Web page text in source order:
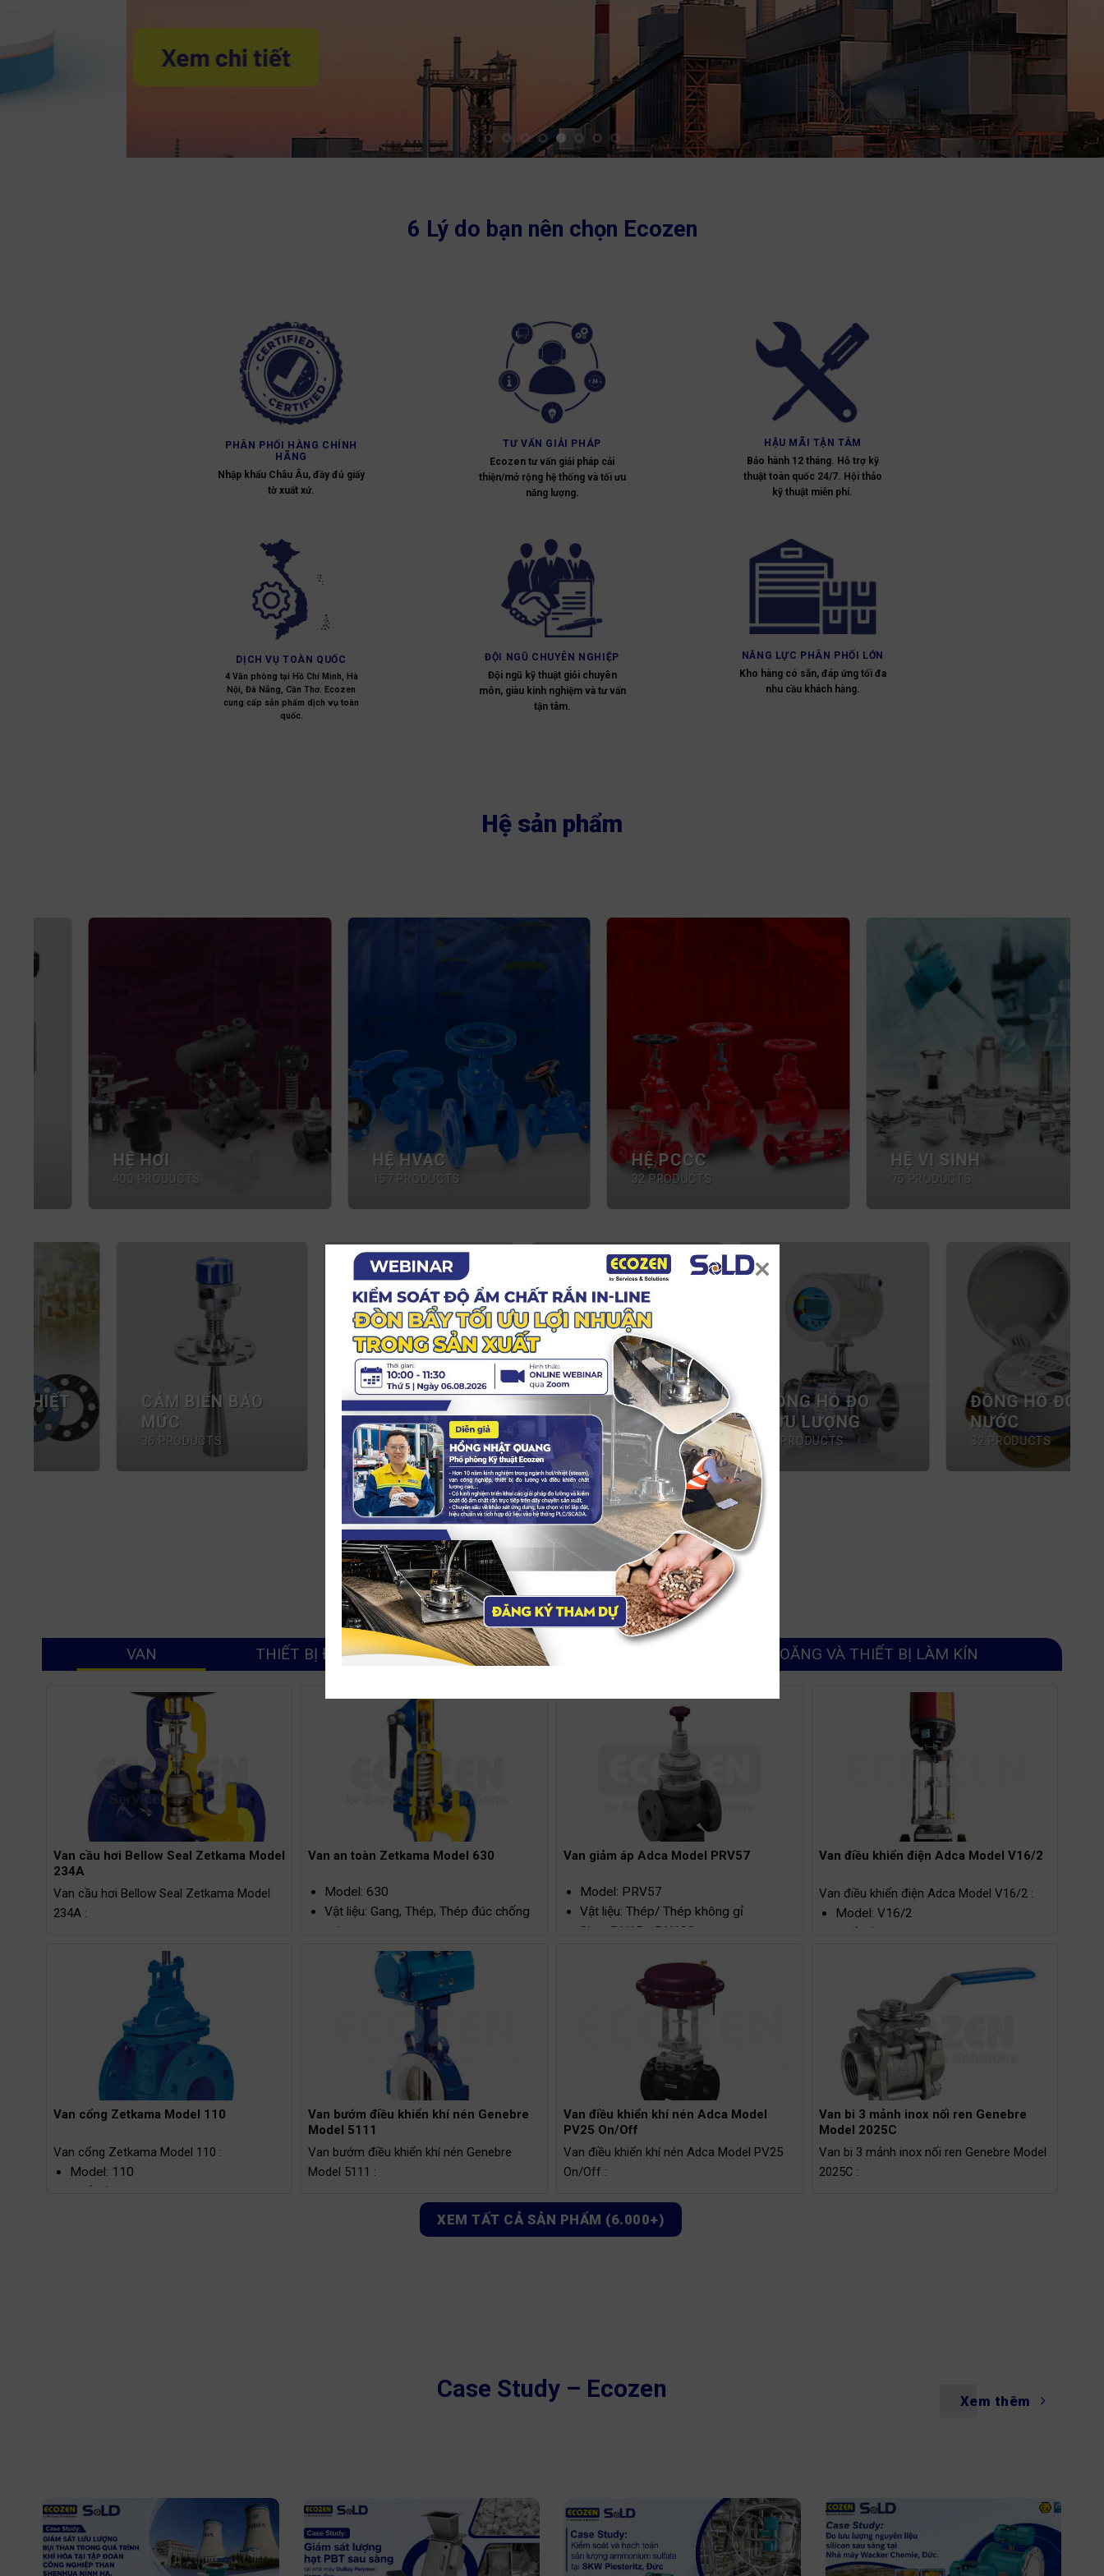
6 Lý do bạn nên chọn Ecozen
PHÂN PHỐI HÀNG CHÍNH
HÃNG
Nhập khẩu Châu Âu, đầy đủ giấy
tờ xuất xứ.
TƯ VẤN GIẢI PHÁP
Ecozen tư vấn giải pháp cải
thiện/mở rộng hệ thống và tối ưu
năng lượng.
HẬU MÃI TẬN TÂM
Bảo hành 12 tháng. Hỗ trợ kỹ
thuật toàn quốc 24/7. Hội thảo
kỹ thuật miễn phí.
DỊCH VỤ TOÀN QUỐC
4 Văn phòng tại Hồ Chí Minh, Hà
Nội, Đà Nẵng, Cần Thơ. Ecozen
cung cấp sản phẩm dịch vụ toàn
quốc.
ĐỘI NGŨ CHUYÊN NGHIỆP
Đội ngũ kỹ thuật giỏi chuyên
môn, giàu kinh nghiệm và tư vấn
tận tâm.
NĂNG LỰC PHÂN PHỐI LỚN
Kho hàng có sẵn, đáp ứng tối đa
nhu cầu khách hàng.
Hệ sản phẩm
HỆ HƠI
400 PRODUCTS
HỆ HVAC
157 PRODUCTS
HỆ PCCC
32 PRODUCTS
HỆ VI SINH
75 PRODUCTS
VAN CÔNG
NGHIỆP
341 PRODUCTS
ĐỒNG HỒ ĐO
LƯU LƯỢNG
33 PRODUCTS
ĐỒNG HỒ ĐO
NƯỚC
32 PRODUCTS
TÚI BẢO ÔN
34 PRODUCTS
BÚA RUNG KHÍ
NÉN
6 PRODUCTS
Sản phẩm nổi bật
VAN THIẾT BỊ ĐO LƯỜNG - BÁO MỨC GIOĂNG VÀ THIẾT BỊ LÀM KÍN
Van cầu hơi Bellow Seal Zetkama Model
234A
Van cầu hơi Bellow Seal Zetkama Model
234A :
Vật liệu: Gang xám
Kích thước: DN15 – DN250
Kết nối: Mặt bích
Áp suất tối đa: 16bar
Nhiệt độ tối đa: 300°C
Van an toàn Zetkama Model 630
Model: 630
Vật liệu: Gang, Thép, Thép đúc chống
axit
Kích thước: DN20 – DN400
Áp suất làm việc: PN16, PN40, PN63,
Nhiệt độ tối đa: 400°C
Van giảm áp Adca Model PRV57
Model: PRV57
Vật liệu: Thép/ Thép không gỉ
Size: DN15 - DN100
Áp suất tối đa: PN40
Nhiệt độ hoạt động tối đa: 250°C
Áp suất giảm: 0,07 – 17bar
Van điều khiển điện Adca Model V16/2
Van điều khiển điện Adca Model V16/2 :
Model: V16/2
Chất liệu: Thép/ Thép Carbon/ Thép
Kích thước: DN15 – DN150
Kết nối: Bích/ Ren (Khi có yêu cầu)
Áp suất hoạt động tối đa: 40bar/
100bar (Khi có yêu cầu)
Nhiệt độ hoạt động tối đa: 400ºC
Van cổng Zetkama Model 110
Van cổng Zetkama Model 110 :
Model: 110
Chất liệu: Gang
Van bướm điều khiển khí nén Genebre
Model 5111
Van bướm điều khiển khí nén Genebre
Model 5111 :
Vật liệu: Gang dẻo
Kích thước: DN50 – DN200
Van điều khiển khí nén Adca Model
PV25 On/Off
Van điều khiển khí nén Adca Model PV25
On/Off :
Chất liệu: Gang/ Thép không gỉ
Kích thước: DN15 - DN100
Van bi 3 mảnh inox nối ren Genebre
Model 2025C
Van bi 3 mảnh inox nối ren Genebre Model
2025C :
XEM TẤT CẢ SẢN PHẨM (6.000+)
Case Study – Ecozen Xem thêm